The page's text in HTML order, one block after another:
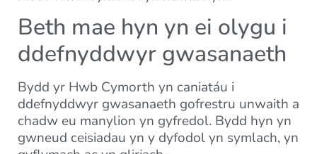
Beth mae hyn yn ei olygu i
ddefnyddwyr gwasanaeth
Bydd yr Hwb Cymorth yn caniatáu i
ddefnyddwyr gwasanaeth gofrestru unwaith a
chadw eu manylion yn gyfredol. Bydd hyn yn
gwneud ceisiadau yn y dyfodol yn symlach, yn